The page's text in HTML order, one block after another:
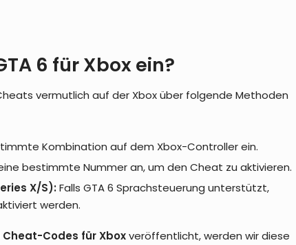
6 für Xbox ein?
vermutlich auf der Xbox über folgende Methoden
Kombination auf dem Xbox-Controller ein.
bestimmte Nummer an, um den Cheat zu aktivieren.
X/S):Falls GTA 6 Sprachsteuerung unterstützt,
werden.
Cheat-Codes für Xboxveröffentlicht, werden wir diese